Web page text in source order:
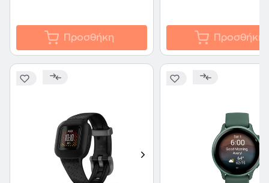
Προσθήκη Προσθήκη